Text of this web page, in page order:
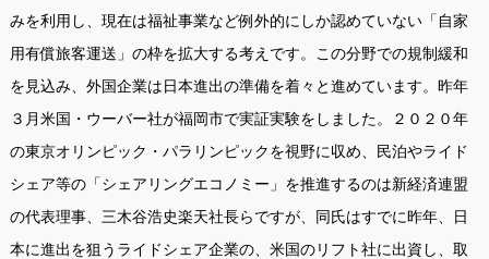
みを利用し、現在は福祉事業など例外的にしか認めていない「自家
用有償旅客運送」の枠を拡大する考えです。この分野での規制緩和
を見込み、外国企業は日本進出の準備を着々と進めています。昨年
３月米国・ウーバー社が福岡市で実証実験をしました。２０２０年
の東京オリンピック・パラリンピックを視野に収め、民泊やライド
シェア等の「シェアリングエコノミー」を推進するのは新経済連盟
の代表理事、三木谷浩史楽天社長らですが、同氏はすでに昨年、日
本に進出を狙うライドシェア企業の、米国のリフト社に出資し、取